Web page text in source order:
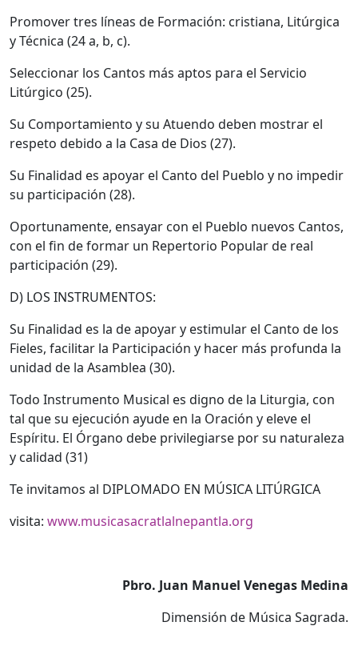
Promover tres líneas de Formación: cristiana, Litúrgica
y Técnica (24 a, b, c).
Seleccionar los Cantos más aptos para el Servicio
Litúrgico (25).
Su Comportamiento y su Atuendo deben mostrar el
respeto debido a la Casa de Dios (27).
Su Finalidad es apoyar el Canto del Pueblo y no impedir
su participación (28).
Oportunamente, ensayar con el Pueblo nuevos Cantos,
con el fin de formar un Repertorio Popular de real
participación (29).
D) LOS INSTRUMENTOS:
Su Finalidad es la de apoyar y estimular el Canto de los
Fieles, facilitar la Participación y hacer más profunda la
unidad de la Asamblea (30).
Todo Instrumento Musical es digno de la Liturgia, con
tal que su ejecución ayude en la Oración y eleve el
Espíritu. El Órgano debe privilegiarse por su naturaleza
y calidad (31)
Te invitamos al DIPLOMADO EN MÚSICA LITÚRGICA
visita: www.musicasacratlalnepantla.org
Pbro. Juan Manuel Venegas Medina
Dimensión de Música Sagrada.